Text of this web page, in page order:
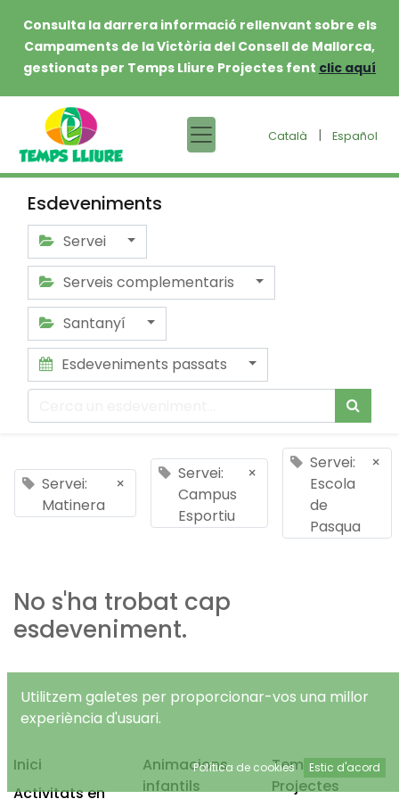
Consulta la darrera informació rellenvant sobre els
Campaments de la Victòria del Consell de Mallorca,
gestionats per Temps Lliure Projectes fent clic aquí
Català | Español
Esdeveniments
Servei
Serveis complementaris
Santanyí
Esdeveniments passats
Servei:
Matinera
×
Servei:
Campus
Esportiu
×
Servei:
Escola
de
Pasqua
×
No s'ha trobat cap
esdeveniment.
Inici
Activitats en
Animacions
infantils
Temps Lliure
Projectes
Utilitzem galetes per proporcionar-vos una millor
experiència d'usuari.
Política de cookies Estic d'acord